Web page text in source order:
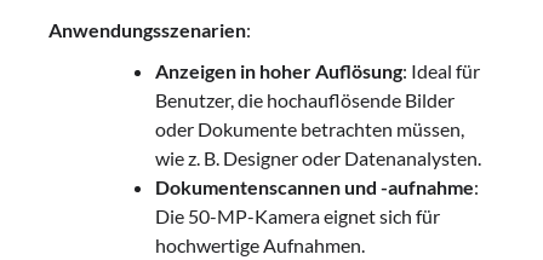
Anwendungsszenarien:
Anzeigen in hoher Auflösung: Ideal für
Benutzer, die hochauflösende Bilder
oder Dokumente betrachten müssen,
wie z. B. Designer oder Datenanalysten.
Dokumentenscannen und -aufnahme:
Die 50-MP-Kamera eignet sich für
hochwertige Aufnahmen.